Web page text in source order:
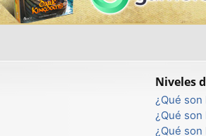
Niveles
¿Qué
¿Qué
¿Qué